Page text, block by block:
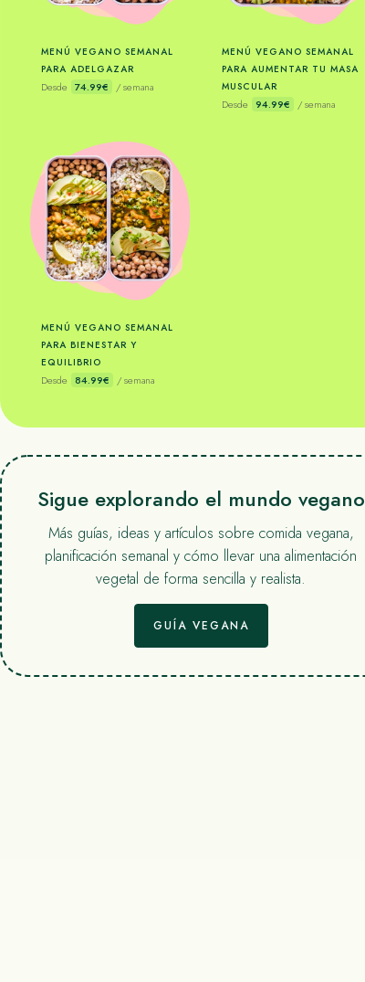
MENÚ VEGANO SEMANAL
PARA ADELGAZAR
Desde 74.99€ / semana
MENÚ VEGANO SEMANAL
PARA AUMENTAR TU MASA
MUSCULAR
Desde 94.99€ / semana
MENÚ VEGANO SEMANAL
PARA BIENESTAR Y
EQUILIBRIO
Desde 84.99€ / semana
Sigue explorando el mundo vegano
Más guías, ideas y artículos sobre comida vegana,
planificación semanal y cómo llevar una alimentación
vegetal de forma sencilla y realista.
GUÍA VEGANA